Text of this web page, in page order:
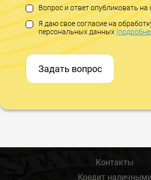
Вопрос и ответ опубликовать на
Я даю свое согласие на
персональных данных
Задать вопрос
Контакты
Кредит наличными